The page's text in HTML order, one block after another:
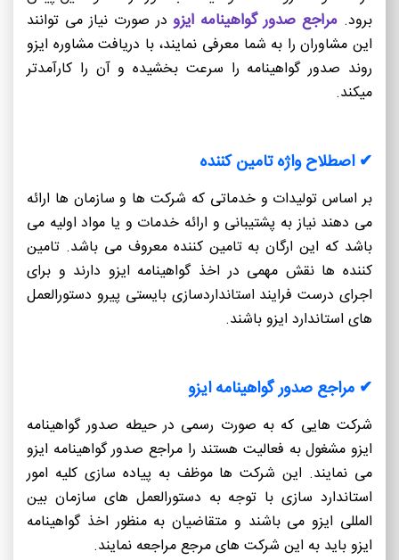
برود. مراجع صدور گواهینامه ایزودر صورت نیاز می توانند
این مشاوران را به شما معرفی نمایند، با دریافت مشاوره ایزو
روند صدور گواهینامه را سرعت بخشیده و آن را کارآمدتر
میکند.
✔ اصطلاح واژه تامین کننده
بر اساس تولیدات و خدماتی که شرکت ها و سازمان ها ارائه
می دهند نیاز به پشتیبانی و ارائه خدمات و یا مواد اولیه می
باشد که این ارگان به تامین کننده معروف می باشد. تامین
کننده ها نقش مهمی در اخذ گواهینامه ایزو دارند و برای
اجرای درست فرایند استانداردسازی بایستی پیرو دستورالعمل
های استاندارد ایزو باشند.
✔ مراجع صدور گواهینامه ایزو
شرکت هایی که به صورت رسمی در حیطه صدور گواهینامه
ایزو مشغول به فعالیت هستند را مراجع صدور گواهینامه ایزو
می نمایند. این شرکت ها موظف به پیاده سازی کلیه امور
استاندارد سازی با توجه به دستورالعمل های سازمان بین
المللی ایزو می باشند و متقاضیان به منظور اخذ گواهینامه
ایزو باید به این شرکت های مرجع مراجعه نمایند.